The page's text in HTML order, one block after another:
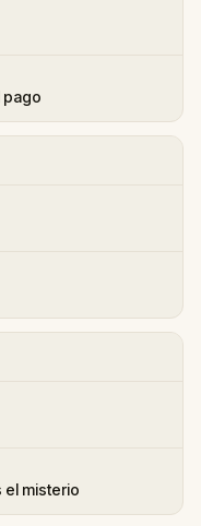
pago
el misterio